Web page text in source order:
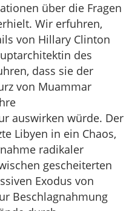
über die Fragen
Wir erfuhren,
von Hillary Clinton
des
dass sie der
von Muammar
auswirken würde. Der
Libyen in ein Chaos,
radikaler
gescheiterten
Exodus von
Beschlagnahmung